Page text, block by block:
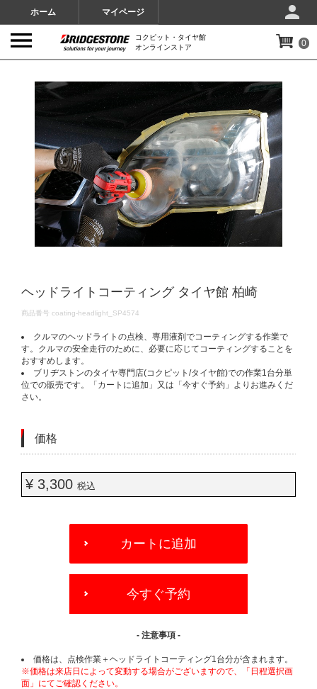
ホーム マイページ
コクピット・タイヤ館
オンラインストア
0
ヘッドライトコーティング タイヤ館 柏崎
DETAILS
商品番号 coating-headlight_SP4574
クルマのヘッドライトの点検、専用液剤でコーティングする作業で
す。クルマの安全走行のために、必要に応じてコーティングすることを
おすすめします。
ブリヂストンのタイヤ専門店(コクピット/タイヤ館)での作業1台分単
位での販売です。「カートに追加」又は「今すぐ予約」よりお進みくだ
さい。
価格
¥ 3,300 税込
OPTIONS
カートに追加
今すぐ予約
- 注意事項 -
価格は、点検作業＋ヘッドライトコーティング1台分が含まれます。
※価格は来店日によって変動する場合がございますので、「日程選択画
面」にてご確認ください。